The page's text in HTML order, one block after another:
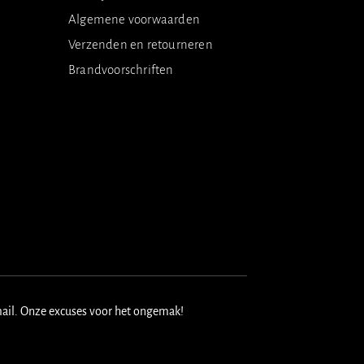
Algemene voorwaarden
Verzenden en retourneren
Brandvoorschriften
Onze excuses voor het ongemak!